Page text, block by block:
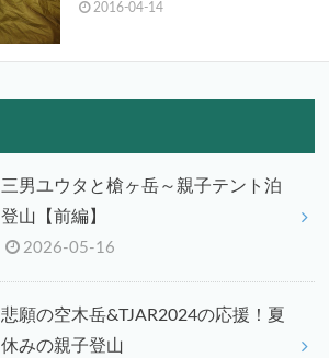
2016-04-14
三男ユウタと槍ヶ岳～親子テント泊
登山【前編】
2026-05-16
悲願の空木岳&TJAR2024の応援！夏
休みの親子登山